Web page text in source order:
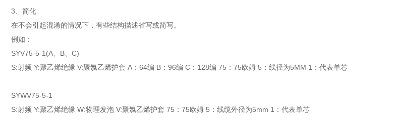
3、简化
在不会引起混淆的情况下，有些结构描述省写或简写。
例如：
SYV75-5-1(A、B、C)
S:射频 Y:聚乙烯绝缘 V:聚氯乙烯护套 A：64编 B：96编 C：128编 75：75欧姆 5：线径为5MM 1：代表单芯
SYWV75-5-1
S:射频 Y:聚乙烯绝缘 W:物理发泡 V:聚氯乙烯护套 75：75欧姆 5：线缆外径为5mm 1：代表单芯